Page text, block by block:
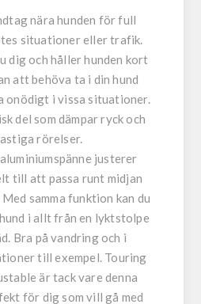
nära hunden för full
situationer eller trafik.
dig och håller hunden kort
att behöva ta i din hund
onödigt i vissa situationer.
del som dämpar ryck och
rörelser.
justerer
till att passa runt midjan
samma funktion kan du
i allt från en lyktstolpe
Bra på vandring och i
till exempel. Touring
är tack vare denna
för dig som vill gå med